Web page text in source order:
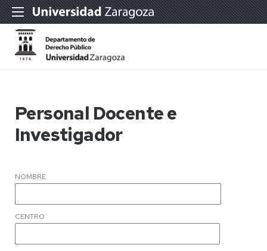
Personal Docente e
Investigador
NOMBRE
CENTRO